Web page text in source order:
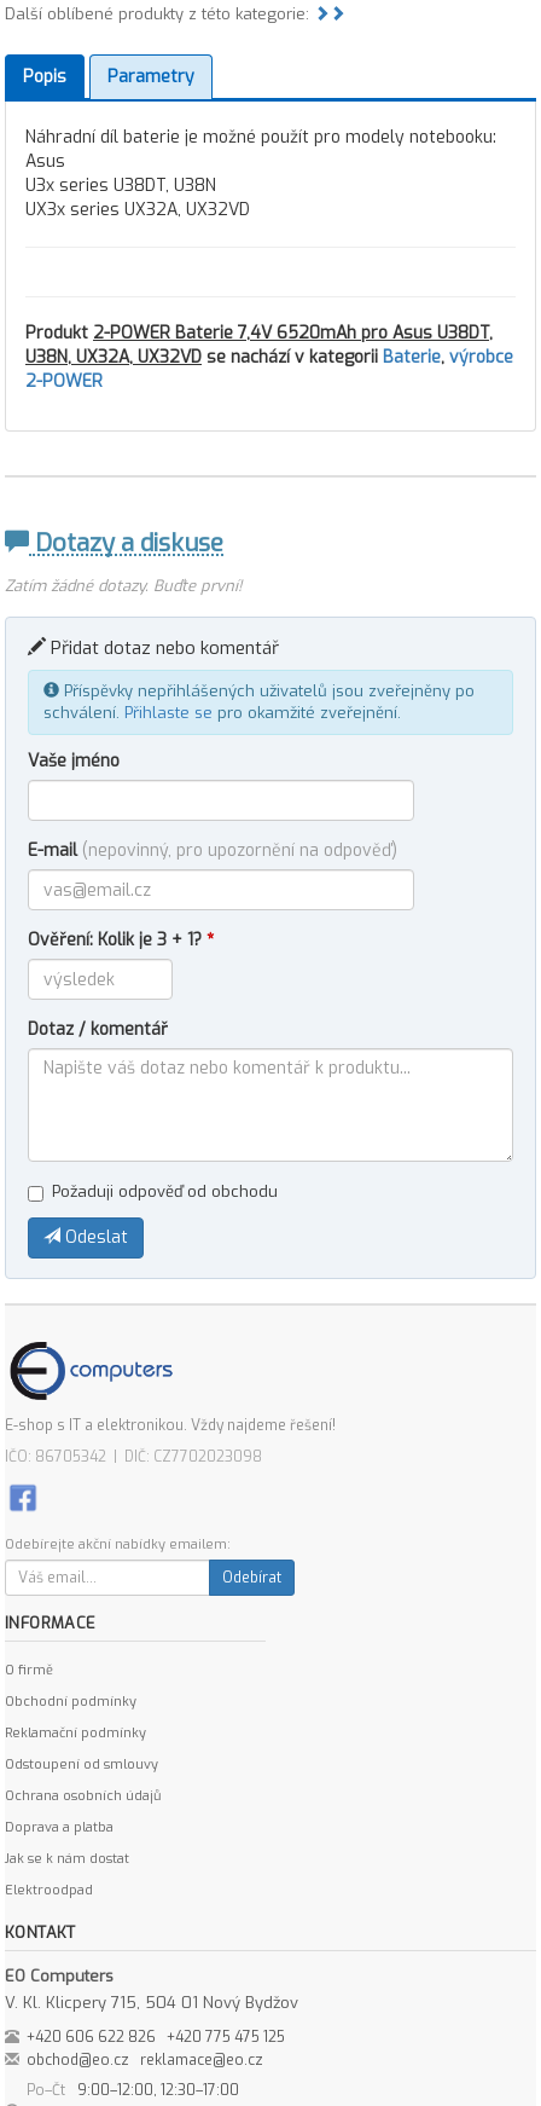
Další oblíbené produkty z této kategorie:
Popis Parametry
Náhradní díl baterie je možné použít pro modely notebooku:
Asus
U3x series U38DT, U38N
UX3x series UX32A, UX32VD
Produkt 2-POWER Baterie 7,4V 6520mAh pro Asus U38DT,
U38N, UX32A, UX32VD se nachází v kategorii Baterie, výrobce
2-POWER
Dotazy a diskuse
Zatím žádné dotazy. Buďte první!
Přidat dotaz nebo komentář
Příspěvky nepřihlášených uživatelů jsou zveřejněny po
schválení. Přihlaste se pro okamžité zveřejnění.
Vaše jméno
E-mail (nepovinný, pro upozornění na odpověď)
Ověření: Kolik je 3 + 1? *
Dotaz / komentář
Požaduji odpověď od obchodu
Odeslat
E-shop s IT a elektronikou. Vždy najdeme řešení!
IČO: 86705342 | DIČ: CZ7702023098
Odebírejte akční nabídky emailem:
Odebírat
INFORMACE
O firmě
Obchodní podmínky
Reklamační podmínky
Odstoupení od smlouvy
Ochrana osobních údajů
Doprava a platba
Jak se k nám dostat
Elektroodpad
KONTAKT
EO Computers
V. Kl. Klicpery 715, 504 01 Nový Bydžov
+420 606 622 826
+420 775 475 125
obchod@eo.cz
reklamace@eo.cz
Po–Čt
9:00–12:00, 12:30–17:00